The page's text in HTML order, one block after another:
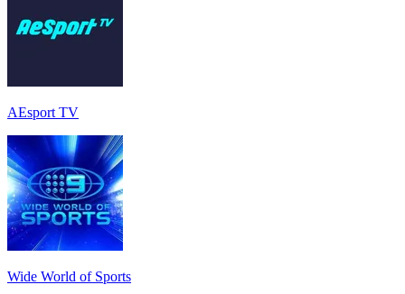
AEsport TV
Wide World of Sports